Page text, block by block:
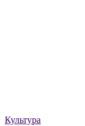
Культура